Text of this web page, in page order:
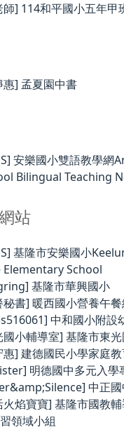
師] 114和平國小五年甲
惠] 孟夏園中書
安樂國小雙語教學網
Bilingual Teaching
站
基隆市安樂國小
Elementary School
基隆市華興國小
秘書] 暖西國小營養午
中和國小附設
國小輔導室] 基隆市東
惠] 建德國民小學家庭
明德國中多元入學
中正
火焰寶寶] 基隆市國教
領域小組